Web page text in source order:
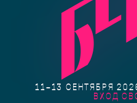
11–13 СЕНТЯБРЯ
ВХОД